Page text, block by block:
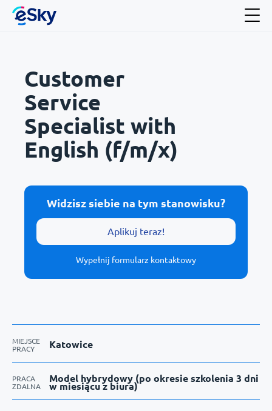
Customer
Service
Specialist with
English (f/m/x)
Widzisz siebie na tym stanowisku?
Aplikuj teraz!
Wypełnij formularz kontaktowy
MIEJSCE
PRACY
Katowice
PRACA
ZDALNA
Model hybrydowy (po okresie szkolenia 3 dni
w miesiącu z biura)